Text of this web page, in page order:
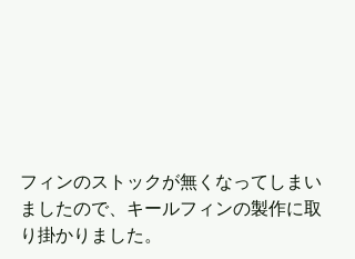
フィンのストックが無くなってしまい
ましたので、キールフィンの製作に取
り掛かりました。